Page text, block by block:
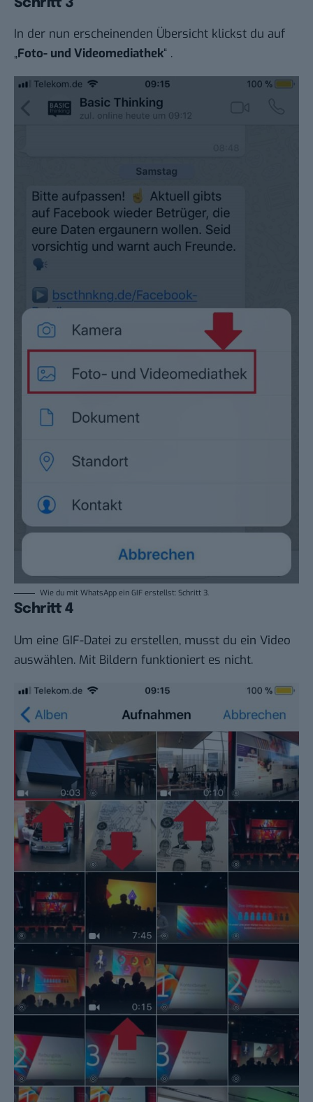
Schritt 3
In der nun erscheinenden Übersicht klickst du auf
„Foto- und Videomediathek“ .
Wie du mit WhatsApp ein GIF erstellst: Schritt 3.
Schritt 4
Um eine GIF-Datei zu erstellen, musst du ein Video
auswählen. Mit Bildern funktioniert es nicht.